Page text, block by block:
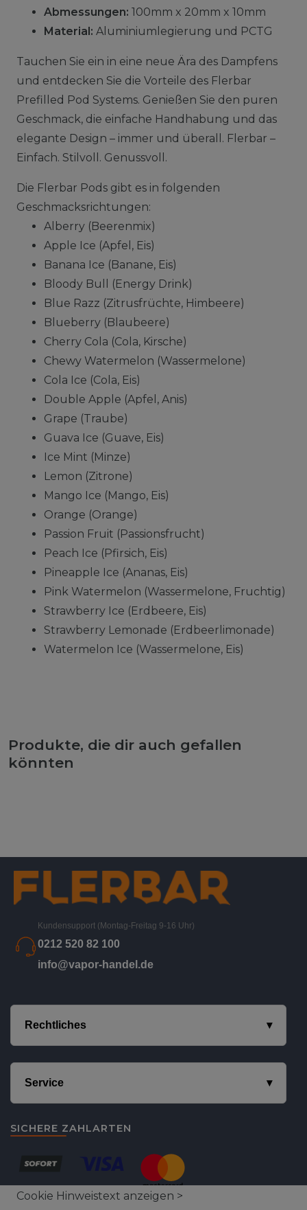
Abmessungen: 100mm x 20mm x 10mm
Material: Aluminiumlegierung und PCTG
Tauchen Sie ein in eine neue Ära des Dampfens
und entdecken Sie die Vorteile des Flerbar
Prefilled Pod Systems. Genießen Sie den puren
Geschmack, die einfache Handhabung und das
elegante Design – immer und überall. Flerbar –
Einfach. Stilvoll. Genussvoll.
Die Flerbar Pods gibt es in folgenden
Geschmacksrichtungen:
Alberry (Beerenmix)
Apple Ice (Apfel, Eis)
Banana Ice (Banane, Eis)
Bloody Bull (Energy Drink)
Blue Razz (Zitrusfrüchte, Himbeere)
Blueberry (Blaubeere)
Cherry Cola (Cola, Kirsche)
Chewy Watermelon (Wassermelone)
Cola Ice (Cola, Eis)
Double Apple (Apfel, Anis)
Grape (Traube)
Guava Ice (Guave, Eis)
Ice Mint (Minze)
Lemon (Zitrone)
Mango Ice (Mango, Eis)
Orange (Orange)
Passion Fruit (Passionsfrucht)
Peach Ice (Pfirsich, Eis)
Pineapple Ice (Ananas, Eis)
Pink Watermelon (Wassermelone, Fruchtig)
Strawberry Ice (Erdbeere, Eis)
Strawberry Lemonade (Erdbeerlimonade)
Watermelon Ice (Wassermelone, Eis)
Produkte, die dir auch gefallen
könnten
Kundensupport (Montag-Freitag 9-16 Uhr)
0212 520 82 100
info@vapor-handel.de
Rechtliches
Service
SICHERE ZAHLARTEN
Cookie Hinweistext anzeigen >